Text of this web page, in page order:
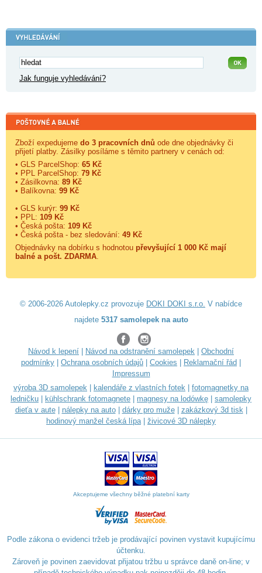
Jak funguje vyhledávání?
Zboží expedujeme do 3 pracovních dnů ode dne objednávky či
přijetí platby. Zásilky posíláme s těmito partnery v cenách od:
• GLS ParcelShop: 65 Kč
• PPL ParcelShop: 79 Kč
• Zásilkovna: 89 Kč
• Balíkovna: 99 Kč
• GLS kurýr: 99 Kč
• PPL: 109 Kč
• Česká pošta: 109 Kč
• Česká pošta - bez sledování: 49 Kč
Objednávky na dobírku s hodnotou převyšující 1 000 Kč mají
balné a pošt. ZDARMA
© 2006-2026 Autolepky.cz provozuje DOKI DOKI s.r.o. V nabídce
najdete 5317 samolepek na auto
Návod k lepení Návod na odstranění samolepek
Obchodní
podmínky
Ochrana osobních údajů Cookies Reklamační řád
Impressum
výroba 3D samolepek
kalendáře z vlastních fotek
fotomagnetky na
ledničku
kühlschrank fotomagnete magnesy na lodówkę
samolepky
dieťa v aute| nálepky na auto| dárky pro muže| zakázkový 3d tisk|
hodinový manžel česká lípa| živicové 3D nálepky
Akceptujeme všechny běžné platební karty
Podle zákona o evidenci tržeb je prodávající povinen vystavit kupujícímu
účtenku.
Zároveň je povinen zaevidovat přijatou tržbu u správce daně on-line; v